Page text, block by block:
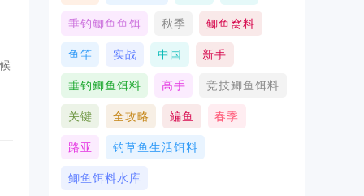
垂钓鲫鱼鱼饵 秋季 鲫鱼窝料
鱼竿 实战 中国 新手
垂钓鲫鱼饵料 高手 竞技鲫鱼饵料
关键 全攻略 鳊鱼 春季
路亚 钓草鱼生活饵料
鲫鱼饵料水库